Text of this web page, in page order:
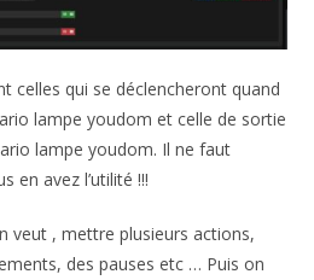
celles qui se déclencheront quand
lampe youdom et celle de sortie
lampe youdom. Il ne faut
en avez l’utilité !!!
veut , mettre plusieurs actions,
des pauses etc … Puis on